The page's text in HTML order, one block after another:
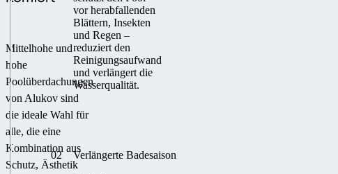
Mittelhohe und
hohe
Poolüberdachungen
von Alukov sind
die ideale Wahl für
alle, die eine
Kombination aus
Schutz, Ästhetik
vor herabfallenden
Blättern, Insekten
und Regen –
reduziert den
Reinigungsaufwand
und verlängert die
Wasserqualität.
02 Verlängerte Badesaison